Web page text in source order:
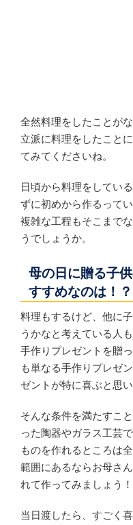
全然料理をしたことが
立派に料理をしたこと
てみてくださいね。
日頃から料理をしてい
ずに初めから作るって
複雑な工程もそこまで
うでしょうか。
母の日に贈る子
すすめなのは！？
料理もするけど、他に
うかなと考えている人
手作りプレゼントを贈
も単なる手作りプレゼ
ゼントが特に喜ぶと思い
そんな条件を満たすこ
った陶器やガラス工芸
ものを作れるところは
範囲にあるならお母さ
れて作ってみましょう！
当日渡したら、すごく